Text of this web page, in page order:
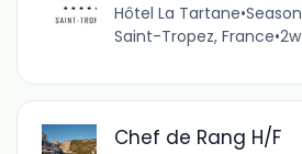
Hôtel La Tartane•
Saint-Tropez, France•
Chef de Rang H/F